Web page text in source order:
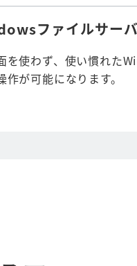
ファイルサー
を使わず、使い慣れた
が可能になります。